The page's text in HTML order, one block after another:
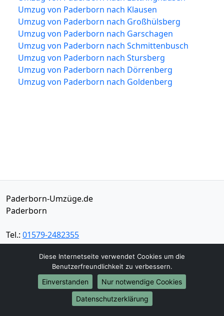
Umzug von Paderborn nach Klausen
Umzug von Paderborn nach Großhülsberg
Umzug von Paderborn nach Garschagen
Umzug von Paderborn nach Schmittenbusch
Umzug von Paderborn nach Stursberg
Umzug von Paderborn nach Dörrenberg
Umzug von Paderborn nach Goldenberg
Paderborn-Umzüge.de
Paderborn
Tel.: 01579-2482355
E-Mail:info@paderborn-umzuege.de
Öffnungszeiten:Mo - Sa: 06:30 - 17:30 Uhr
Impressum
Diese Internetseite verwendet Cookies um die
Benutzerfreundlichkeit zu verbessern.
Einverstanden
Nur notwendige Cookies
Datenschutzerklärung